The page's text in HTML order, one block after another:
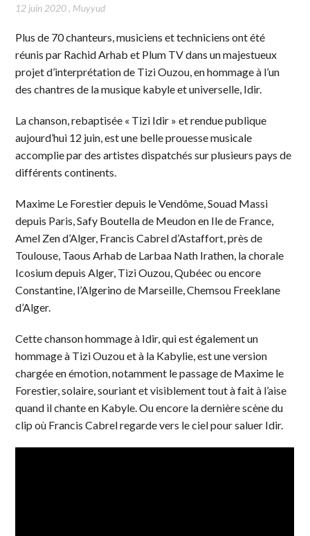
12 juin 2020, Muyyud
Plus de 70 chanteurs, musiciens et techniciens ont été
réunis par Rachid Arhab et Plum TV dans un majestueux
projet d’interprétation de Tizi Ouzou, en hommage à l’un
des chantres de la musique kabyle et universelle, Idir.
La chanson, rebaptisée « Tizi Idir » et rendue publique
aujourd’hui 12 juin, est une belle prouesse musicale
accomplie par des artistes dispatchés sur plusieurs pays de
différents continents.
Maxime Le Forestier depuis le Vendôme, Souad Massi
depuis Paris, Safy Boutella de Meudon en Ile de France,
Amel Zen d’Alger, Francis Cabrel d’Astaffort, près de
Toulouse, Taous Arhab de Larbaa Nath Irathen, la chorale
Icosium depuis Alger, Tizi Ouzou, Qubéec ou encore
Constantine, l’Algerino de Marseille, Chemsou Freeklane
d’Alger.
Cette chanson hommage à Idir, qui est également un
hommage à Tizi Ouzou et à la Kabylie, est une version
chargée en émotion, notamment le passage de Maxime le
Forestier, solaire, souriant et visiblement tout à fait à l’aise
quand il chante en Kabyle. Ou encore la dernière scène du
clip où Francis Cabrel regarde vers le ciel pour saluer Idir.